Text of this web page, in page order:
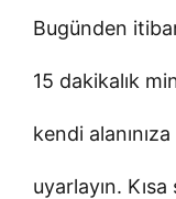
Bugünden
15 dakikalık
kendi
uyarlayın.